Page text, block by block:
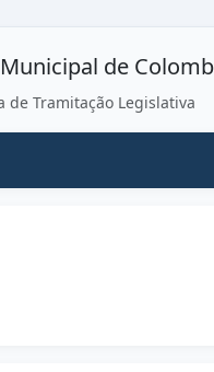
de
de Tramitação Legislativa